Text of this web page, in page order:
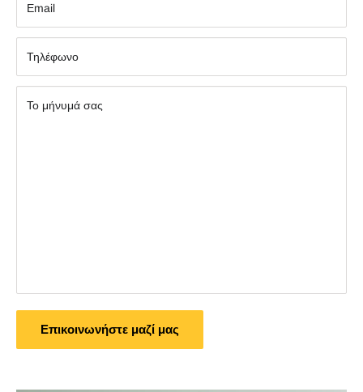
Εmail
Τηλέφωνο
Το μήνυμά σας
Επικοινωνήστε μαζί μας